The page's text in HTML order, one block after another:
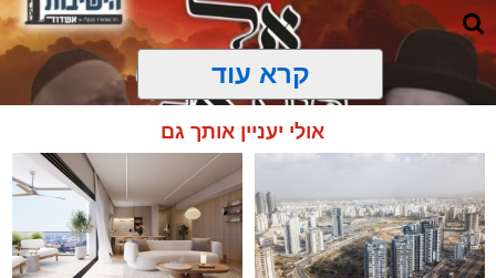
קרא עוד
אולי יעניין אותך גם